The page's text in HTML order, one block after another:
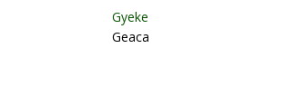
Gyeke
Geaca